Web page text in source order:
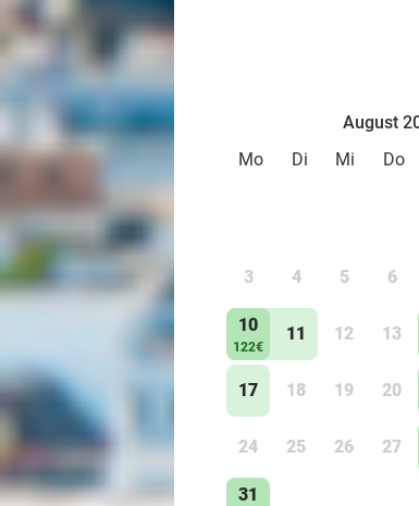
August
Mo
Di Mi Do
3 4 5 6
10
122€
11 12 13
17 18 19 20
24 25 26 27
31